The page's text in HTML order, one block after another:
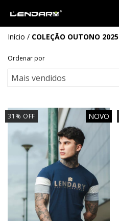
Início / COLEÇÃO OUTONO 2025
Ordenar por
31 % OFF NOVO